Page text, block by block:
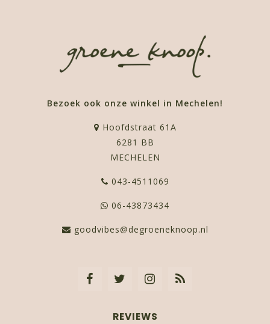
Bezoek ook onze winkel in Mechelen!
Hoofdstraat 61A
6281 BB
MECHELEN
043-4511069
06-43873434
goodvibes@degroeneknoop.nl
REVIEWS